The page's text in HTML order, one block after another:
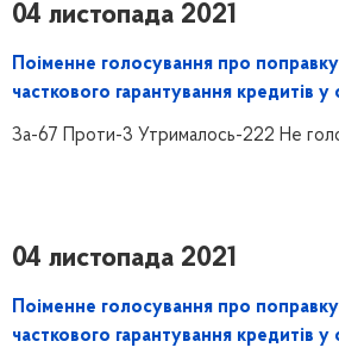
04 листопада 2021
Поіменне голосування про
часткового гарантування кредитів
За-67 Проти-3 Утрималось-222 Не
04 листопада 2021
Поіменне голосування про
часткового гарантування кредитів